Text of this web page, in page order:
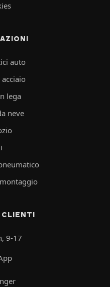
auto
lega
neve
CLIENTI
9-17